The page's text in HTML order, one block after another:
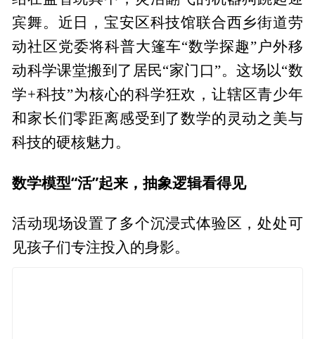
宾舞。近日，宝安区科技馆联合西乡街道劳
动社区党委将科普大篷车“数学探趣”户外移
动科学课堂搬到了居民“家门口”。这场以“数
学+科技”为核心的科学狂欢，让辖区青少年
和家长们零距离感受到了数学的灵动之美与
科技的硬核魅力。
数学模型“活”起来，抽象逻辑看得见
活动现场设置了多个沉浸式体验区，处处可
见孩子们专注投入的身影。